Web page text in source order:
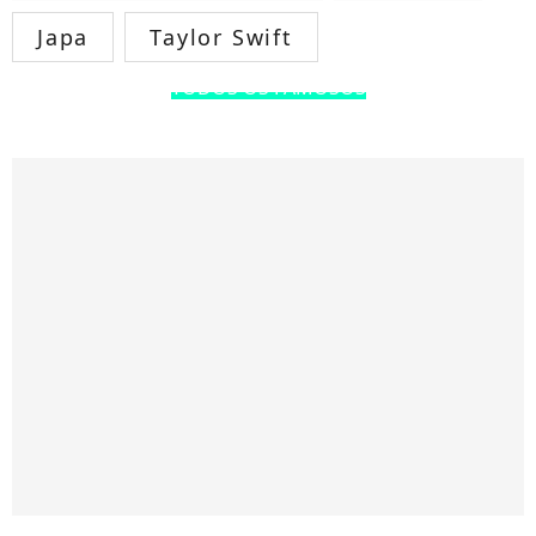
Japa Taylor Swift
TODOS OS FAMOSOS